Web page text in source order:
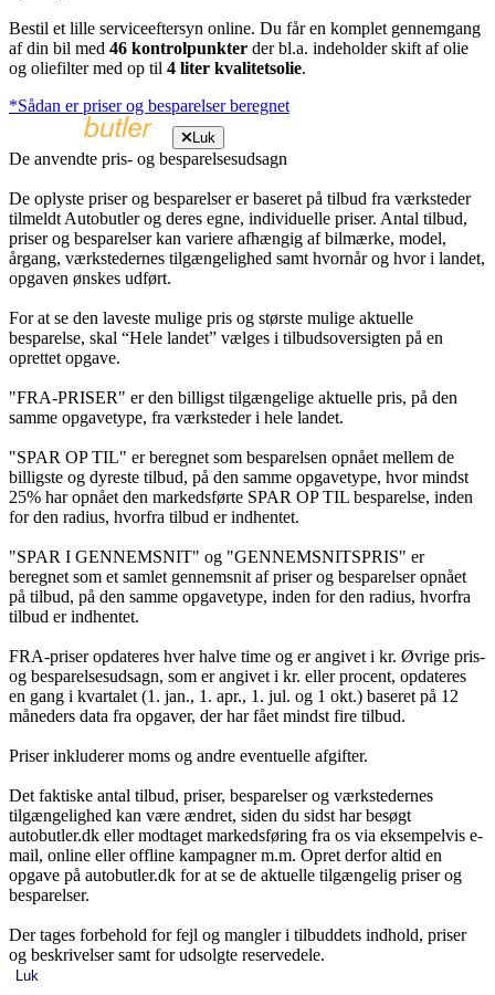
Bestil et lille serviceeftersyn online. Du får en komplet gennemgang
af din bil med 46 kontrolpunkter der bl.a. indeholder skift af olie
og oliefilter med op til 4 liter kvalitetsolie.
*Sådan er priser og besparelser beregnet
Luk
De anvendte pris- og besparelsesudsagn
De oplyste priser og besparelser er baseret på tilbud fra værksteder
tilmeldt Autobutler og deres egne, individuelle priser. Antal tilbud,
priser og besparelser kan variere afhængig af bilmærke, model,
årgang, værkstedernes tilgængelighed samt hvornår og hvor i landet,
opgaven ønskes udført.
For at se den laveste mulige pris og største mulige aktuelle
besparelse, skal “Hele landet” vælges i tilbudsoversigten på en
oprettet opgave.
"FRA-PRISER" er den billigst tilgængelige aktuelle pris, på den
samme opgavetype, fra værksteder i hele landet.
"SPAR OP TIL" er beregnet som besparelsen opnået mellem de
billigste og dyreste tilbud, på den samme opgavetype, hvor mindst
25% har opnået den markedsførte SPAR OP TIL besparelse, inden
for den radius, hvorfra tilbud er indhentet.
"SPAR I GENNEMSNIT" og "GENNEMSNITSPRIS" er
beregnet som et samlet gennemsnit af priser og besparelser opnået
på tilbud, på den samme opgavetype, inden for den radius, hvorfra
tilbud er indhentet.
FRA-priser opdateres hver halve time og er angivet i kr. Øvrige pris-
og besparelsesudsagn, som er angivet i kr. eller procent, opdateres
en gang i kvartalet (1. jan., 1. apr., 1. jul. og 1 okt.) baseret på 12
måneders data fra opgaver, der har fået mindst fire tilbud.
Priser inkluderer moms og andre eventuelle afgifter.
Det faktiske antal tilbud, priser, besparelser og værkstedernes
tilgængelighed kan være ændret, siden du sidst har besøgt
autobutler.dk eller modtaget markedsføring fra os via eksempelvis e-
mail, online eller offline kampagner m.m. Opret derfor altid en
opgave på autobutler.dk for at se de aktuelle tilgængelig priser og
besparelser.
Der tages forbehold for fejl og mangler i tilbuddets indhold, priser
og beskrivelser samt for udsolgte reservedele.
Luk